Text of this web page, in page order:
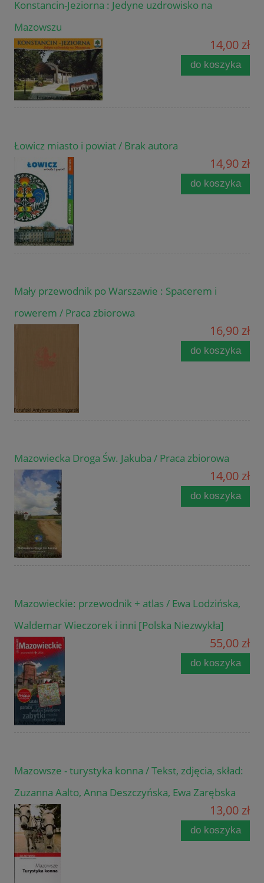
Konstancin-Jeziorna : Jedyne uzdrowisko na
Mazowszu
14,00 zł
do koszyka
Łowicz miasto i powiat / Brak autora
14,90 zł
do koszyka
Mały przewodnik po Warszawie : Spacerem i
rowerem / Praca zbiorowa
16,90 zł
do koszyka
Mazowiecka Droga Św. Jakuba / Praca zbiorowa
14,00 zł
do koszyka
Mazowieckie: przewodnik + atlas / Ewa Lodzińska,
Waldemar Wieczorek i inni [Polska Niezwykła]
55,00 zł
do koszyka
Mazowsze - turystyka konna / Tekst, zdjęcia, skład:
Zuzanna Aalto, Anna Deszczyńska, Ewa Zarębska
13,00 zł
do koszyka